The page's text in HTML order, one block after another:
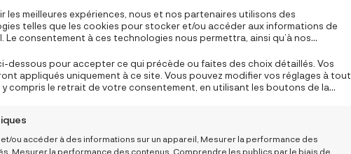
les meilleures expériences, nous et nos partenaires utilisons des
telles que les cookies pour stocker et/ou accéder aux informations de
Le consentement à ces technologies nous permettra, ainsi qu’à nos
ou des ID uniques sur ce site et afficher des publicités (non-)
Ne pas consentir ou retirer son consentement peut nuire à certaines
et fonctions.
dessous pour accepter ce qui précède ou faites des choix détaillés. Vos
appliqués uniquement à ce site. Vous pouvez modifier vos réglages à tout
y compris le retrait de votre consentement, en utilisant les boutons de la
ou accéder à des informations sur un appareil, Mesurer la performance des
Mesurer la performance des contenus, Comprendre les publics par le biais de
AJOUTER AU PANIER